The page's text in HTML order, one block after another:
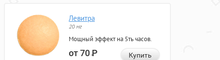
Левитра
20 мг
Мощный эффект на 5ть часов.
от 70Р Купить